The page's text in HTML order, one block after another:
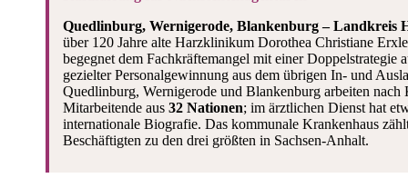
Quedlinburg, Wernigerode, Blankenburg – Landkreis
über 120 Jahre alte Harzklinikum Dorothea Christiane
begegnet dem Fachkräftemangel mit einer Doppelstrategie
gezielter Personalgewinnung aus dem übrigen In- und
Quedlinburg, Wernigerode und Blankenburg arbeiten
Mitarbeitende aus 32 Nationen; im ärztlichen Dienst hat
internationale Biografie. Das kommunale Krankenhaus
Beschäftigten zu den drei größten in Sachsen-Anhalt.